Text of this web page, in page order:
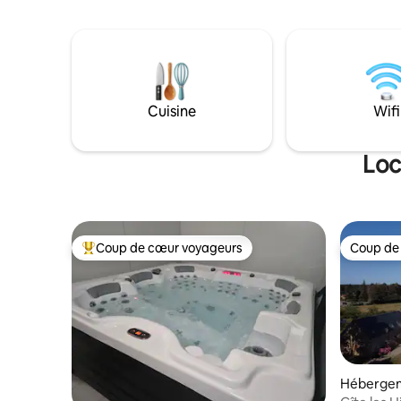
Cuisine Wifi
Coups de cœur voyageurs les plus appréciés
Coup de cœur voyageurs Coup
Coup